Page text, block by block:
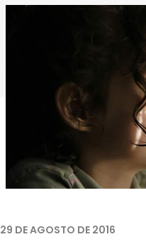
29 DE AGOSTO DE 2016